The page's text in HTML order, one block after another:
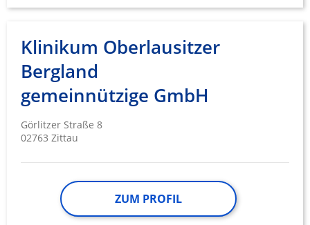
Klinikum Oberlausitzer
Bergland
gemeinnützige GmbH
Görlitzer Straße 8
02763 Zittau
ZUM PROFIL